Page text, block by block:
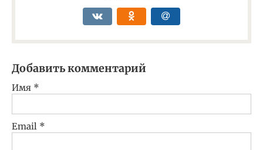
Добавить комментарий
Имя *
Email *